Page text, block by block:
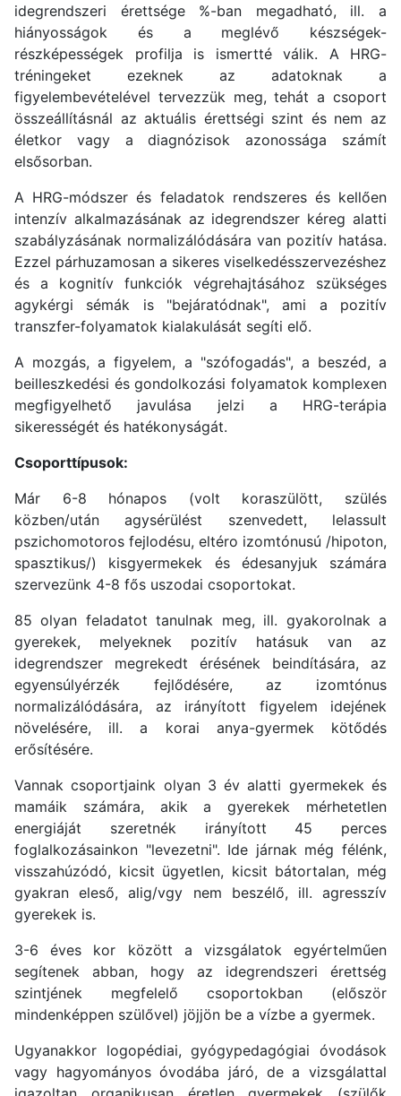
idegrendszeri érettsége %-ban megadható, ill. a
hiányosságok és a meglévő készségek-
részképességek profilja is ismertté válik. A HRG-
tréningeket ezeknek az adatoknak a
figyelembevételével tervezzük meg, tehát a csoport
összeállításnál az aktuális érettségi szint és nem az
életkor vagy a diagnózisok azonossága számít
elsősorban.
A HRG-módszer és feladatok rendszeres és kellően
intenzív alkalmazásának az idegrendszer kéreg alatti
szabályzásának normalizálódására van pozitív hatása.
Ezzel párhuzamosan a sikeres viselkedésszervezéshez
és a kognitív funkciók végrehajtásához szükséges
agykérgi sémák is "bejáratódnak", ami a pozitív
transzfer-folyamatok kialakulását segíti elő.
A mozgás, a figyelem, a "szófogadás", a beszéd, a
beilleszkedési és gondolkozási folyamatok komplexen
megfigyelhető javulása jelzi a HRG-terápia
sikerességét és hatékonyságát.
Csoporttípusok:
Már 6-8 hónapos (volt koraszülött, szülés
közben/után agysérülést szenvedett, lelassult
pszichomotoros fejlodésu, eltéro izomtónusú /hipoton,
spasztikus/) kisgyermekek és édesanyjuk számára
szervezünk 4-8 fős uszodai csoportokat.
85 olyan feladatot tanulnak meg, ill. gyakorolnak a
gyerekek, melyeknek pozitív hatásuk van az
idegrendszer megrekedt érésének beindítására, az
egyensúlyérzék fejlődésére, az izomtónus
normalizálódására, az irányított figyelem idejének
növelésére, ill. a korai anya-gyermek kötődés
erősítésére.
Vannak csoportjaink olyan 3 év alatti gyermekek és
mamáik számára, akik a gyerekek mérhetetlen
energiáját szeretnék irányított 45 perces
foglalkozásainkon "levezetni". Ide járnak még félénk,
visszahúzódó, kicsit ügyetlen, kicsit bátortalan, még
gyakran eleső, alig/vgy nem beszélő, ill. agresszív
gyerekek is.
3-6 éves kor között a vizsgálatok egyértelműen
segítenek abban, hogy az idegrendszeri érettség
szintjének megfelelő csoportokban (először
mindenképpen szülővel) jöjjön be a vízbe a gyermek.
Ugyanakkor logopédiai, gyógypedagógiai óvodások
vagy hagyományos óvodába járó, de a vizsgálattal